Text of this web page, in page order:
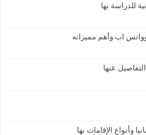
للدراسة بها
اب وأهم مميزاته
وأنواع الإقامات بها